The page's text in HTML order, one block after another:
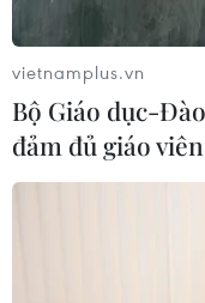
vietnamplus.vn
Bộ Giáo dục-
đảm đủ giáo